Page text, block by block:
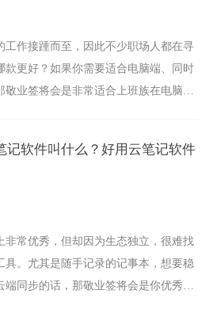
工作接踵而至，因此不少职场人都在寻
款更好？如果你需要适合电脑端、同时
敬业签将会是非常适合上班族在电脑上
记软件叫什么？好用云笔记软件
非常优秀，但却因为生态独立，很难找
具。尤其是随手记录的记事本，想要稳
同步的话，那敬业签将会是你优秀的